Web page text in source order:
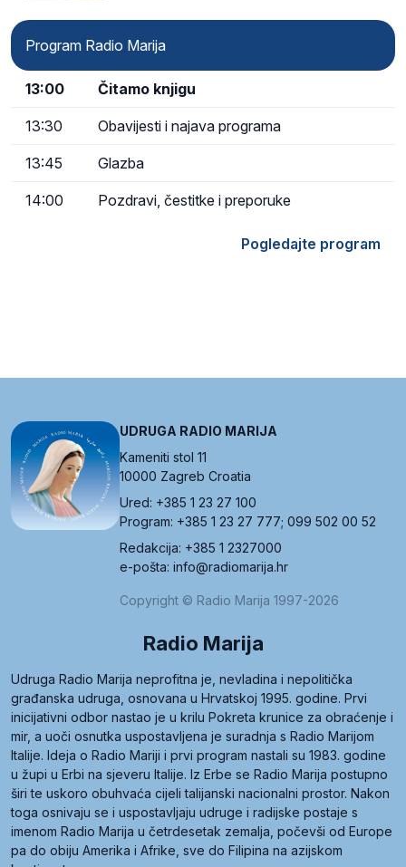
Program Radio Marija
13:00 Čitamo knjigu
13:30 Obavijesti i najava programa
13:45 Glazba
14:00 Pozdravi, čestitke i preporuke
Pogledajte program
UDRUGA RADIO MARIJA
Kameniti stol 11
10000 Zagreb Croatia
Ured: +385 1 23 27 100
Program: +385 1 23 27 777; 099 502 00 52
Redakcija: +385 1 2327000
e-pošta: info@radiomarija.hr
Copyright © Radio Marija 1997-2026
Radio Marija
Udruga Radio Marija neprofitna je, nevladina i nepolitička
građanska udruga, osnovana u Hrvatskoj 1995. godine. Prvi
inicijativni odbor nastao je u krilu Pokreta krunice za obraćenje i
mir, a uoči osnutka uspostavljena je suradnja s Radio Marijom
Italije. Ideja o Radio Mariji i prvi program nastali su 1983. godine
u župi u Erbi na sjeveru Italije. Iz Erbe se Radio Marija postupno
širi te uskoro obuhvaća cijeli talijanski nacionalni prostor. Nakon
toga osnivaju se i uspostavljaju udruge i radijske postaje s
imenom Radio Marija u četrdesetak zemalja, počevši od Europe
pa do obiju Amerika i Afrike, sve do Filipina na azijskom